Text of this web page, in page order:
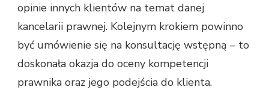
opinie innych klientów na temat danej
kancelarii prawnej. Kolejnym krokiem powinno
być umówienie się na konsultację wstępną – to
doskonała okazja do oceny kompetencji
prawnika oraz jego podejścia do klienta.